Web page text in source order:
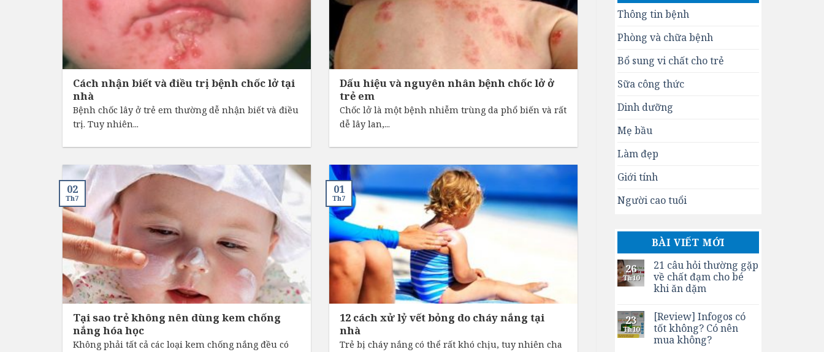
Cách nhận biết và điều trị bệnh chốc lở tại
nhà
Bệnh chốc lây ở trẻ em thường dễ nhận biết và điều
trị. Tuy nhiên...
Dấu hiệu và nguyên nhân bệnh chốc lở ở
trẻ em
Chốc lở là một bệnh nhiễm trùng da phổ biến và rất
dễ lây lan,...
Tại sao trẻ không nên dùng kem chống
nắng hóa học
Không phải tất cả các loại kem chống nắng đều có
02
Th7
12 cách xử lỷ vết bỏng do cháy nắng tại
nhà
Trẻ bị cháy nắng có thể rất khó chịu, tuy nhiên cha
01
Th7
Thông tin bệnh
Phòng và chữa bệnh
Bổ sung vi chất cho trẻ
Sữa công thức
Dinh dưỡng
Mẹ bầu
Làm đẹp
Giới tính
Người cao tuổi
BÀI VIẾT MỚI
26
Th10
21 câu hỏi thường gặp
về chất đạm cho bé
khi ăn dặm
23
Th10
[Review] Infogos có
tốt không? Có nên
mua không?